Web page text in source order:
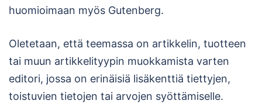
huomioimaan myös Gutenberg.
Oletetaan, että teemassa on artikkelin, tuotteen
tai muun artikkelityypin muokkamista varten
editori, jossa on erinäisiä lisäkenttiä tiettyjen,
toistuvien tietojen tai arvojen syöttämiselle.